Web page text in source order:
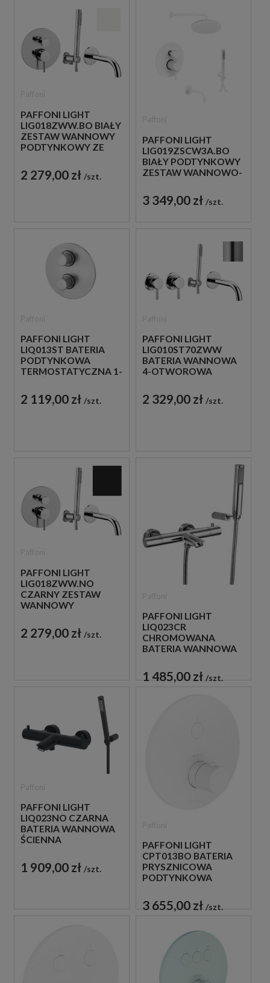
PAFFONI LIGHT
LIG018ZWW.BO BIAŁY
ZESTAW WANNOWY
PODTYNKOWY ZE
PRYSZNICOWĄ
2 279,00 zł szt.
PAFFONI LIGHT
LIG019ZSCW3A.BO
BIAŁY PODTYNKOWY
ZESTAW WANNOWO-
WYLEWKĄ
3 349,00 zł szt.
PAFFONI LIGHT
LIQ013ST BATERIA
PODTYNKOWA
TERMOSTATYCZNA 1-
SZCZOTKOWANA
2 119,00 zł szt.
PAFFONI LIGHT
LIG010ST70ZWW
BATERIA WANNOWA
4-OTWOROWA
SZCZOTKOWANA
2 329,00 zł szt.
PAFFONI LIGHT
LIG018ZWW.NO
CZARNY ZESTAW
WANNOWY
SŁUCHAWKĄ
PRYSZNICOWĄ
2 279,00 zł szt.
PAFFONI LIGHT
LIQ023CR
CHROMOWANA
BATERIA WANNOWA
TERMOSTATYCZNA
ZE SŁUCHAWKĄ
1 485,00 zł szt.
PAFFONI LIGHT
LIQ023NO CZARNA
BATERIA WANNOWA
ŚCIENNA
ZE SŁUCHAWKĄ
PRYSZNICOWĄ
1 909,00 zł szt.
PAFFONI LIGHT
CPT013BO BATERIA
PRYSZNICOWA
PODTYNKOWA
DROŻNA
JEDNOUCHWYTOWA
3 655,00 zł szt.